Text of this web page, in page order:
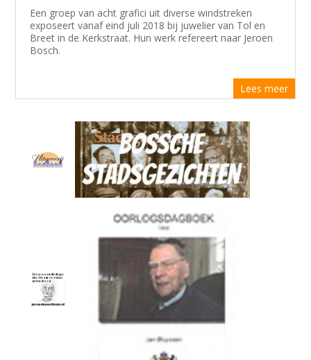
Een groep van acht grafici uit diverse windstreken
exposeert vanaf eind juli 2018 bij juwelier van Tol en
Breet in de Kerkstraat. Hun werk refereert naar Jeroen
Bosch.
Lees meer